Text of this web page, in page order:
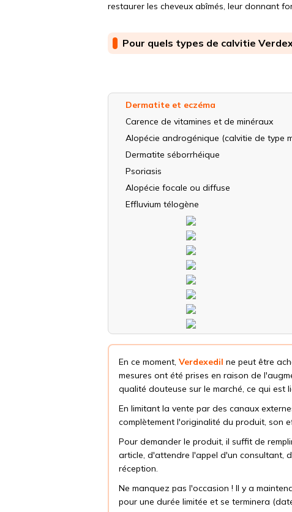
restaurer les cheveux abîmés, leur donnant
Pour quels types de calvitie
Dermatite et eczéma
Carence de vitamines et de minéraux
Alopécie androgénique (calvitie de type
Dermatite séborrhéique
Psoriasis
Alopécie focale ou diffuse
Effluvium télogène
En ce moment, Verdexedil ne peut être
mesures ont été prises en raison de
qualité douteuse sur le marché, ce qui
En limitant la vente par des canaux
complètement l'originalité du produit, son
Pour demander le produit, il suffit de
article, d'attendre l'appel d'un consultant,
réception.
Ne manquez pas l'occasion ! Il y a
pour une durée limitée et se terminera